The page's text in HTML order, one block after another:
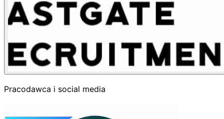
Pracodawca i social media